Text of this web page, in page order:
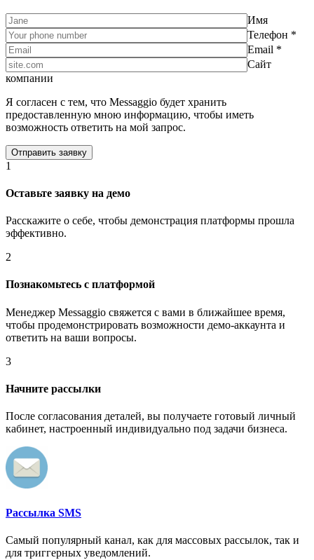
Имя
Телефон *
Email *
Сайт
компании
Я согласен с тем, что Messaggio будет хранить
предоставленную мною информацию, чтобы иметь
возможность ответить на мой запрос.
1
Оставьте заявку на демо
Расскажите о себе, чтобы демонстрация платформы прошла
эффективно.
2
Познакомьтесь с платформой
Менеджер Messaggio свяжется с вами в ближайшее время,
чтобы продемонстрировать возможности демо-аккаунта и
ответить на ваши вопросы.
3
Начните рассылки
После согласования деталей, вы получаете готовый личный
кабинет, настроенный индивидуально под задачи бизнеса.
Рассылка SMS
Самый популярный канал, как для массовых рассылок, так и
для триггерных уведомлений.